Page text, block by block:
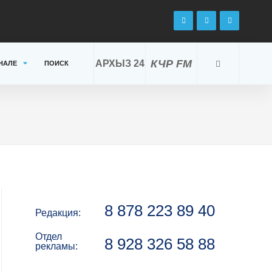
КЧР FM
АРХЫЗ 24
ПОИСК
Редакция: 8 878 223 89 40
Отдел
рекламы:
8 928 326 58 88